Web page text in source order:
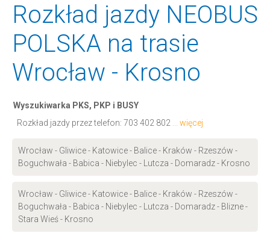
Rozkład jazdy NEOBUS
POLSKA na trasie
Wrocław - Krosno
Wyszukiwarka PKS, PKP i BUSY
Rozkład jazdy przez telefon: 703 402 802 ... więcej
Wrocław - Gliwice - Katowice - Balice - Kraków - Rzeszów -
Boguchwała - Babica - Niebylec - Lutcza - Domaradz - Krosno
Wrocław - Gliwice - Katowice - Balice - Kraków - Rzeszów -
Boguchwała - Babica - Niebylec - Lutcza - Domaradz - Blizne -
Stara Wieś - Krosno